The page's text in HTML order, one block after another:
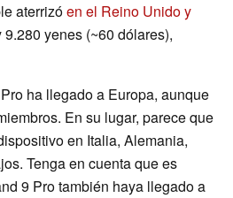
aterrizóen el Reino Unido y
yenes (~60 dólares),
ha llegado a Europa, aunque
En su lugar, parece que
en Italia, Alemania,
Tenga en cuenta que es
9 Pro también haya llegado a